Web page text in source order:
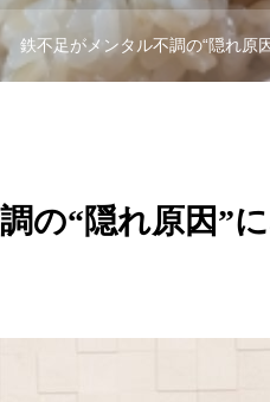
鉄不足がメンタル不調の“隠れ原
の“隠れ原因”